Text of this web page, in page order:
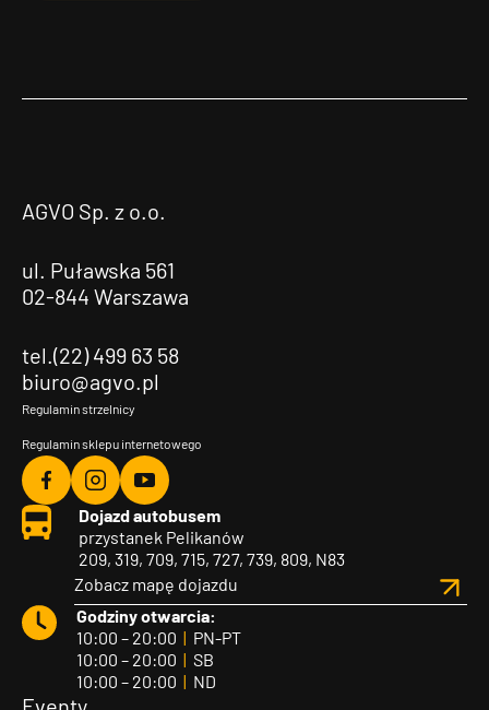
AGVO Sp. z o.o.
ul. Puławska 561
02-844 Warszawa
tel.(22) 499 63 58
biuro@agvo.pl
Regulamin strzelnicy
Regulamin sklepu internetowego
Agvo
Facebook
Agvo
Instagram
Agvo
YouTube
Dojazd autobusem
przystanek Pelikanów
209, 319, 709, 715, 727, 739, 809, N83
Zobacz mapę dojazdu
Godziny otwarcia:
10:00 – 20:00 | PN-PT
10:00 – 20:00 | SB
10:00 – 20:00 | ND